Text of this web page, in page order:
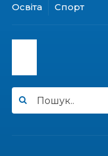
31 лип
13:33
30 лип
Освіта Спорт